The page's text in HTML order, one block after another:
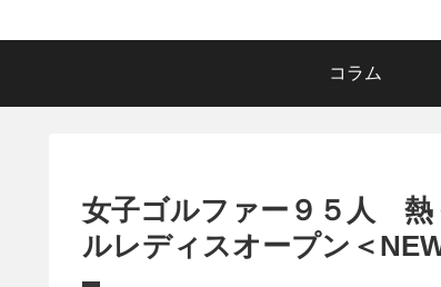
コラム
女子ゴルファー９５人 熱
ルレディスオープン＜